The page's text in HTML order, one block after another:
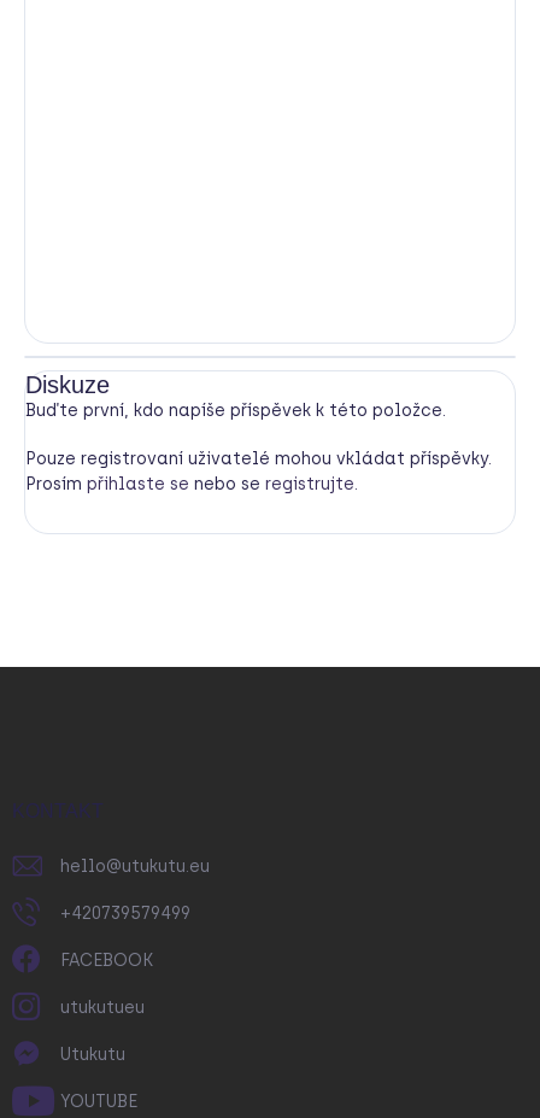
Diskuze
Buďte první, kdo napíše příspěvek k této položce.
Pouze registrovaní uživatelé mohou vkládat příspěvky.
Prosím přihlaste se nebo se registrujte.
KONTAKT
hello@utukutu.eu
+420739579499
FACEBOOK
utukutueu
Utukutu
YOUTUBE